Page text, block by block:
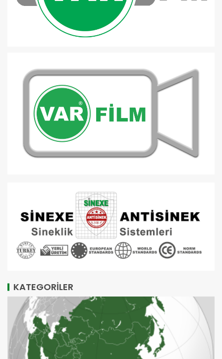
KATEGORİLER